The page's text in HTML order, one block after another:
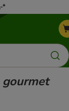
*
gourmet